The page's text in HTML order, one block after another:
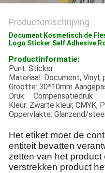
Productomschrijving
Document Kosmetisch de
Logo Sticker Self Adhesive
Productinformatie:
Punt: Sticker
Materiaal: Document, Vinyl,
Grootte: 30*10mm
Druk: Compensatiedruk
Kleur: Zwarte kleur, CMYK,
Oppervlakte: Glanzend/
Het etiket moet de
entiteit bevatten
zetten van het product
verstrekken product